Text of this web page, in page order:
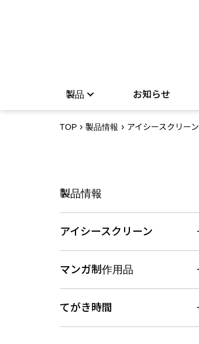
製品 お知らせ
TOP 製品情報 アイシースクリーン
製品情報
アイシースクリーン
マンガ制作用品
てがき時間